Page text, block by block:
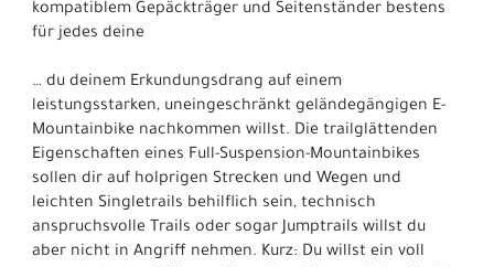
kompatiblem Gepäckträger und Seitenständer bestens
für jedes deine
… du deinem Erkundungsdrang auf einem
leistungsstarken, uneingeschränkt geländegängigen E-
Mountainbike nachkommen willst. Die trailglättenden
Eigenschaften eines Full-Suspension-Mountainbikes
sollen dir auf holprigen Strecken und Wegen und
leichten Singletrails behilflich sein, technisch
anspruchsvolle Trails oder sogar Jumptrails willst du
aber nicht in Angriff nehmen. Kurz: Du willst ein voll